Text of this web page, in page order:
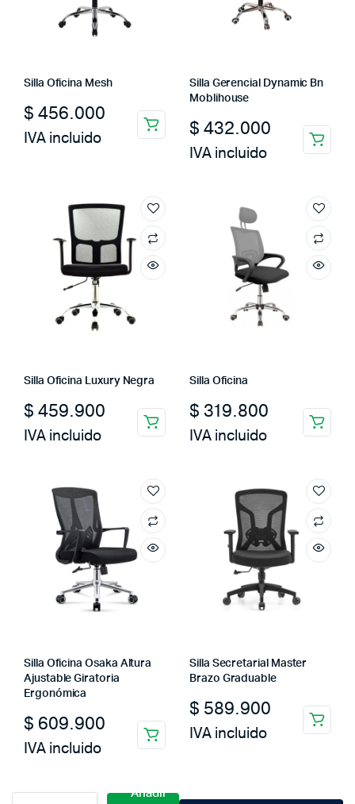
Silla Oficina Mesh
$ 456.000
IVA incluido
Silla Gerencial Dynamic Bn
Moblihouse
$ 432.000
IVA incluido
Silla Oficina Luxury Negra
$ 459.900
IVA incluido
Silla Oficina
$ 319.800
IVA incluido
Silla Oficina Osaka Altura
Ajustable Giratoria
Ergonómica
$ 609.900
IVA incluido
Silla Secretarial Master
Brazo Graduable
$ 589.900
IVA incluido
Añadir